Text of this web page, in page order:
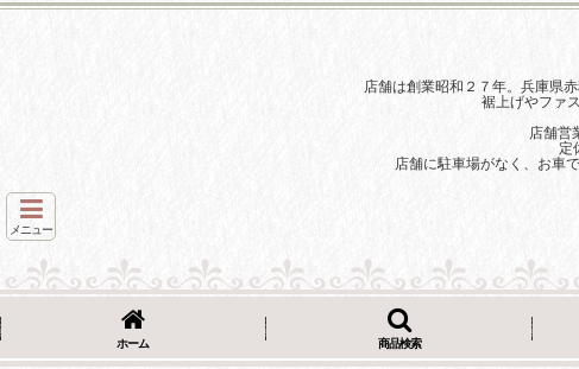
店舗は創業昭和２７年。兵庫県
裾上げやファ
店舗営
定
店舗に駐車場がなく、お車
メニュー
ホーム 商品検索